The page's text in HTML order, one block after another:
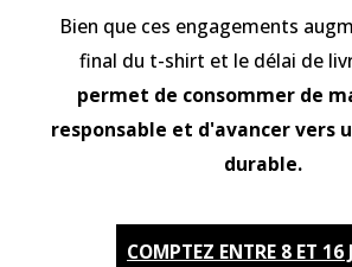
Bien que ces engagements
final du t-shirt et le délai de
permet de consommer de
responsable et d'avancer vers
durable.
COMPTEZ ENTRE 8 ET 16